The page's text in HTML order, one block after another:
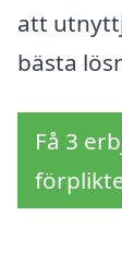
att
bästa
Få 3